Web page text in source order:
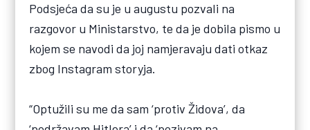
Podsjeća da su je u augustu pozvali na
razgovor u Ministarstvo, te da je dobila pismo u
kojem se navodi da joj namjeravaju dati otkaz
zbog Instagram storyja.
“Optužili su me da sam ‘protiv Židova’, da